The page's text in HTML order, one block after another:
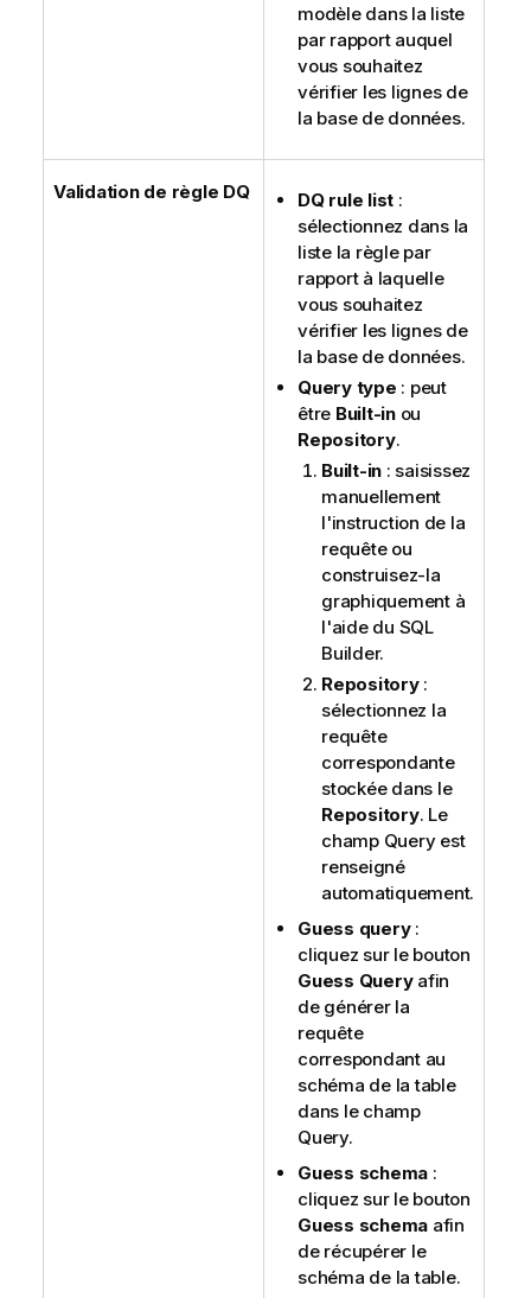
modèle dans la liste
par rapport auquel
vous souhaitez
vérifier les lignes de
la base de données.
Validation de règle DQ DQ rule list :
sélectionnez dans la
liste la règle par
rapport à laquelle
vous souhaitez
vérifier les lignes de
la base de données.
Query type : peut
être Built-inou
Repository.
Built-in : saisissez
manuellement
l'instruction de la
requête ou
construisez-la
graphiquement à
l'aide du SQL
Builder.
Repository:
sélectionnez la
requête
correspondante
stockée dans le
Repository. Le
champ Query est
renseigné
automatiquement.
Guess query:
cliquez sur le bouton
Guess Queryafin
de générer la
requête
correspondant au
schéma de la table
dans le champ
Query.
Guess schema :
cliquez sur le bouton
Guess schema afin
de récupérer le
schéma de la table.